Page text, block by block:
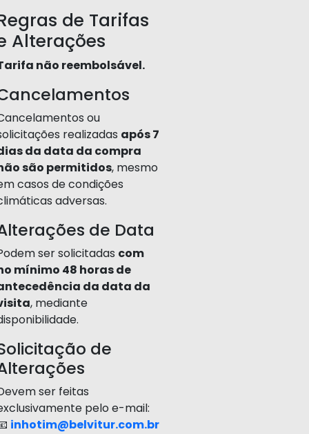
de Tarifas
Alterações
não reembolsável.
ou
realizadas após 7
da data da compra
são permitidos, mesmo
casos de condições
adversas.
de Data
ser solicitadas com
mínimo 48 horas de
da data da
, mediante
de
ser feitas
pelo e-mail:
inhotim@belvitur.com.br